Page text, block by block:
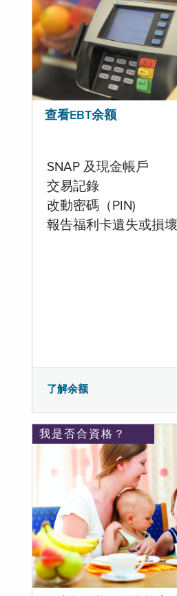
查看EBT余额
SNAP 及現金帳戶
交易記錄
改動密碼（PIN)
報告福利卡遺失或損壞
了解余额
我是否合資格？